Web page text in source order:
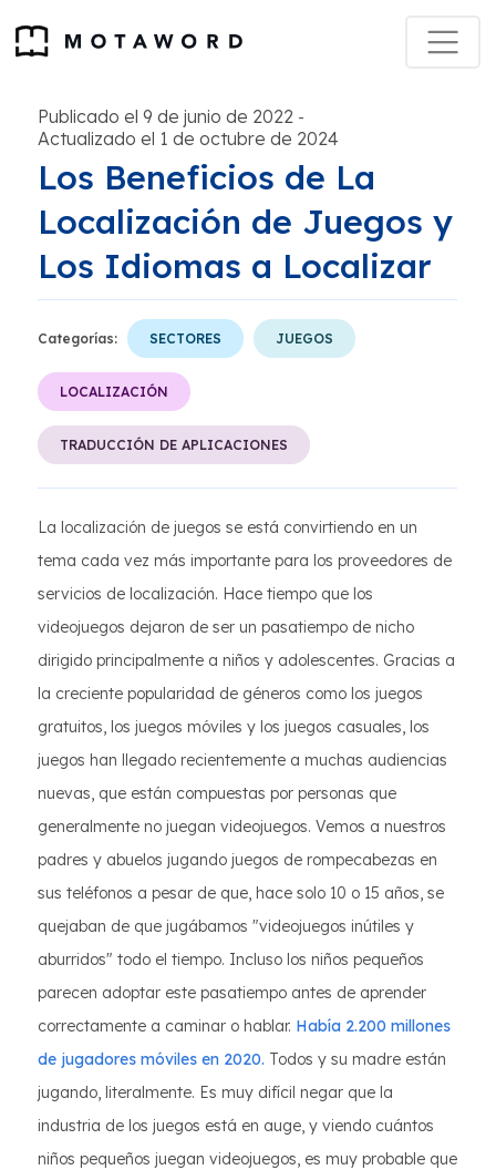
Publicado el 9 de junio de 2022 -
Actualizado el 1 de octubre de 2024
Los Beneficios de La
Localización de Juegos y
Los Idiomas a Localizar
Categorías: SECTORES JUEGOS
LOCALIZACIÓN
TRADUCCIÓN DE APLICACIONES
La localización de juegos se está convirtiendo en un
tema cada vez más importante para los proveedores de
servicios de localización. Hace tiempo que los
videojuegos dejaron de ser un pasatiempo de nicho
dirigido principalmente a niños y adolescentes. Gracias a
la creciente popularidad de géneros como los juegos
gratuitos, los juegos móviles y los juegos casuales, los
juegos han llegado recientemente a muchas audiencias
nuevas, que están compuestas por personas que
generalmente no juegan videojuegos. Vemos a nuestros
padres y abuelos jugando juegos de rompecabezas en
sus teléfonos a pesar de que, hace solo 10 o 15 años, se
quejaban de que jugábamos "videojuegos inútiles y
aburridos" todo el tiempo. Incluso los niños pequeños
parecen adoptar este pasatiempo antes de aprender
correctamente a caminar o hablar. Había 2.200 millones
de jugadores móviles en 2020. Todos y su madre están
jugando, literalmente. Es muy difícil negar que la
industria de los juegos está en auge, y viendo cuántos
niños pequeños juegan videojuegos, es muy probable que